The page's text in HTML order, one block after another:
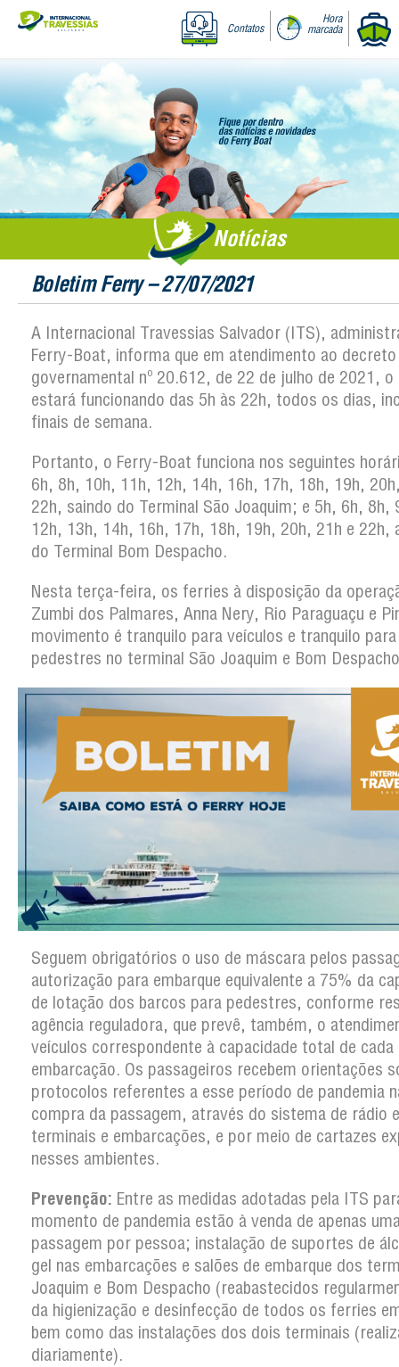
Contatos
Hora
marcada
Notícias
Boletim Ferry – 27/07/2021
A Internacional Travessias Salvador (ITS),
Ferry-Boat, informa que em atendimento ao decreto
governamental nº 20.612, de 22 de julho de 2021,
estará funcionando das 5h às 22h, todos os dias,
finais de semana.
Portanto, o Ferry-Boat funciona nos seguintes
6h, 8h, 10h, 11h, 12h, 14h, 16h, 17h, 18h, 19h,
22h, saindo do Terminal São Joaquim; e 5h, 6h, 8h,
12h, 13h, 14h, 16h, 17h, 18h, 19h, 20h, 21h e 22h,
do Terminal Bom Despacho.
Nesta terça-feira, os ferries à disposição da
Zumbi dos Palmares, Anna Nery, Rio Paraguaçu e
movimento é tranquilo para veículos e tranquilo para
pedestres no terminal São Joaquim e Bom
Seguem obrigatórios o uso de máscara pelos
autorização para embarque equivalente a 75% da
de lotação dos barcos para pedestres, conforme
agência reguladora, que prevê, também, o
veículos correspondente à capacidade total de cada
embarcação. Os passageiros recebem orientações
protocolos referentes a esse período de pandemia
compra da passagem, através do sistema de rádio
terminais e embarcações, e por meio de cartazes
nesses ambientes.
Prevenção: Entre as medidas adotadas pela ITS
momento de pandemia estão à venda de apenas
passagem por pessoa; instalação de suportes de
gel nas embarcações e salões de embarque dos
Joaquim e Bom Despacho (reabastecidos
da higienização e desinfecção de todos os ferries
bem como das instalações dos dois terminais
diariamente).